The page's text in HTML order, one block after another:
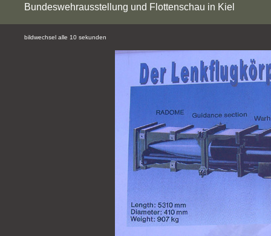
Bundeswehrausstellung und Flottenschau in Kiel
bildwechsel alle 10 sekunden